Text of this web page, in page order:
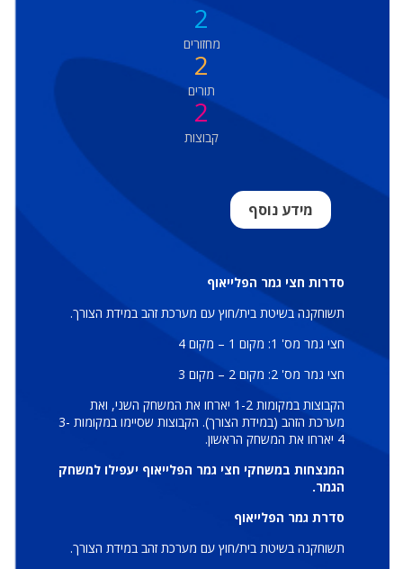
2
מחזורים
2
תורים
2
קבוצות
מידע נוסף
סדרות חצי גמר הפלייאוף
תשוחקנה בשיטת בית/חוץ עם מערכת זהב במידת הצורך.
חצי גמר מס' 1: מקום 1 – מקום 4
חצי גמר מס' 2: מקום 2 – מקום 3
הקבוצות במקומות 1-2 יארחו את המשחק השני, ואת
מערכת הזהב (במידת הצורך). הקבוצות שסיימו במקומות 3-
4 יארחו את המשחק הראשון.
המנצחות במשחקי חצי גמר הפלייאוף יעפילו למשחק
הגמר.
סדרת גמר הפלייאוף
תשוחקנה בשיטת בית/חוץ עם מערכת זהב במידת הצורך.